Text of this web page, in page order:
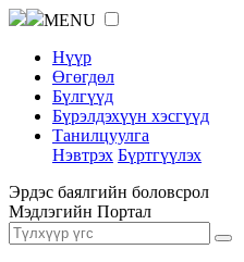
MENU
Нүүр
Өгөгдөл
Бүлгүүд
Бүрэлдэхүүн хэсгүүд
Танилцуулга
Нэвтрэх Бүртгүүлэх
Эрдэс баялгийн боловсрол
Мэдлэгийн Портал